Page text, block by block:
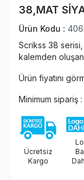
Paylaş
38,MAT
Ürün Kodu :
Scrikss 38
kalemden
Ürün fiyatını
Minimum sipariş
Ücretsiz
Kargo